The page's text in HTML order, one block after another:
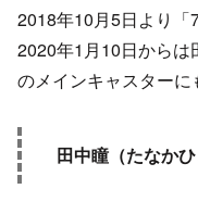
2018年10月5日より「
2020年1月10日からは
のメインキャスターに
田中瞳（たなかひ